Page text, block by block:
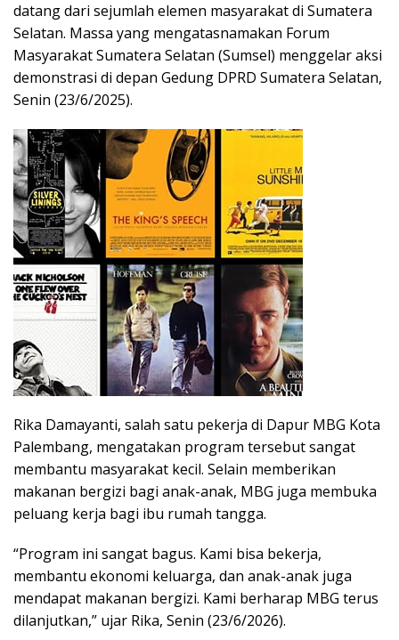
datang dari sejumlah elemen masyarakat di Sumatera
Selatan. Massa yang mengatasnamakan Forum
Masyarakat Sumatera Selatan (Sumsel) menggelar aksi
demonstrasi di depan Gedung DPRD Sumatera Selatan,
Senin (23/6/2025).
Rika Damayanti, salah satu pekerja di Dapur MBG Kota
Palembang, mengatakan program tersebut sangat
membantu masyarakat kecil. Selain memberikan
makanan bergizi bagi anak-anak, MBG juga membuka
peluang kerja bagi ibu rumah tangga.
“Program ini sangat bagus. Kami bisa bekerja,
membantu ekonomi keluarga, dan anak-anak juga
mendapat makanan bergizi. Kami berharap MBG terus
dilanjutkan,” ujar Rika, Senin (23/6/2026).